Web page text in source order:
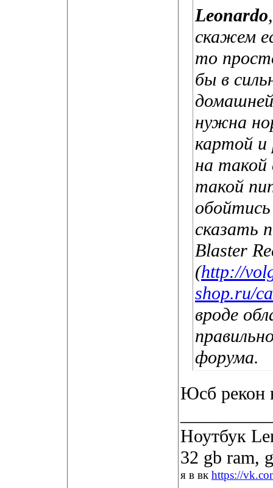
Leonardo
скажем
то
бы в
нужна
картой и
на такой
такой
сказать
Blaster
(http://
shop.ru/
вроде
форума.
Юсб рекон
Ноутбук
32 gb ram,
я в вк https://